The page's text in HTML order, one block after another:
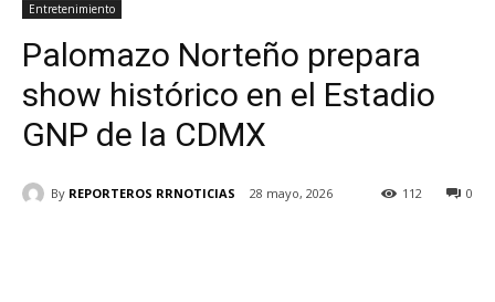
Entretenimiento
Palomazo Norteño prepara
show histórico en el Estadio
GNP de la CDMX
By REPORTEROS RRNOTICIAS 28 mayo, 2026 0
112